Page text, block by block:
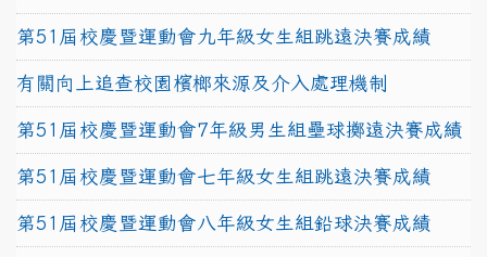
第51屆校慶暨運動會九年級女生組跳遠決賽成績
有關向上追查校園檳榔來源及介入處理機制
第51屆校慶暨運動會7年級男生組壘球擲遠決賽成績
第51屆校慶暨運動會七年級女生組跳遠決賽成績
第51屆校慶暨運動會八年級女生組鉛球決賽成績